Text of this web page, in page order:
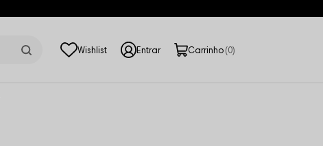
0